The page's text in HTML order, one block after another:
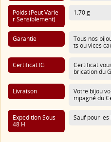
Poids (Peut Varie
R Sensiblement)
1.70 g
Garantie
Tous nos
ts ou vices
Certificat IG
Certificat
brication du
Livraison
Votre bijou
mpagné du
Expédition Sous
48 H
Sauf pour